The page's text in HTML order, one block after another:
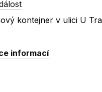
kontejner v ulici U
informací